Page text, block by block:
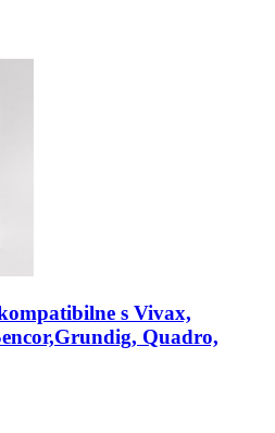
s Vivax,
Quadro,